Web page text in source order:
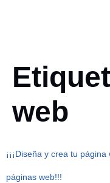
web
¡¡¡Diseña y crea tu
páginas web!!!